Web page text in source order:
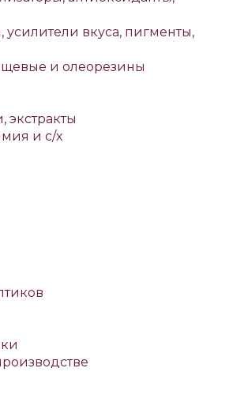
вкуса, пигменты,
и олеорезины
экстракты
и с/х